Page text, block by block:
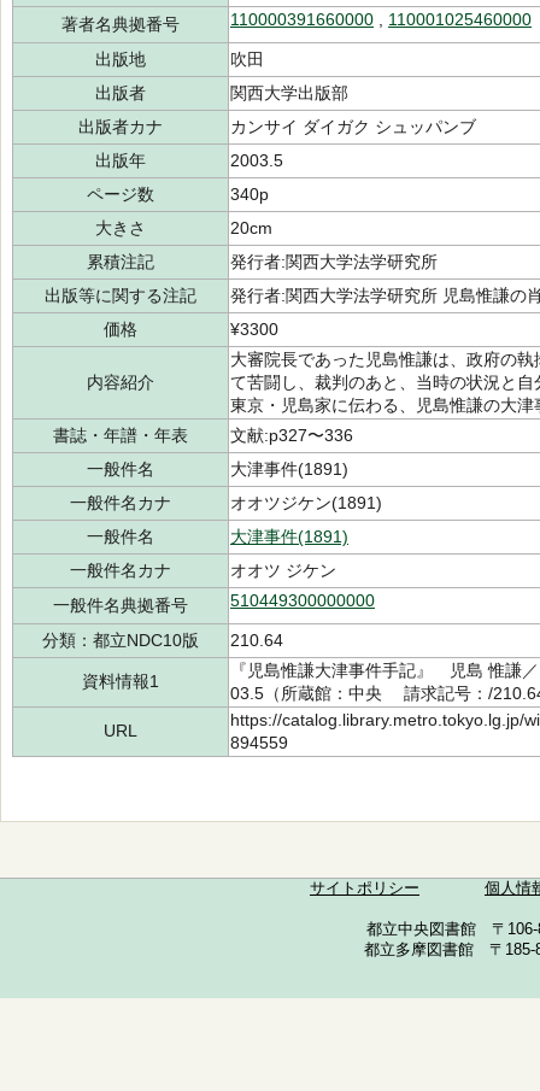
著者名典拠番号
110000391660000 110001025460000
出版地
吹田
出版者
関西大学出版部
出版者カナ
カンサイ ダイガク シュッパンブ
出版年
2003.5
ページ数
340p
大きさ
20cm
累積注記
発行者:関西大学法学研究所
出版等に関する注記
発行者:関西大学法学研究所 児島惟謙の
価格
¥3300
内容紹介
大審院長であった児島惟謙は、政府の
て苦闘し、裁判のあと、当時の状況と
東京・児島家に伝わる、児島惟謙の大
書誌・年譜・年表
文献:p327〜336
一般件名
大津事件(1891)
一般件名カナ
オオツジケン(1891)
一般件名
大津事件(1891)
一般件名カナ
オオツ ジケン
一般件名典拠番号
510449300000000
分類：都立NDC10版 210.64
資料情報1
『児島惟謙大津事件手記』 児島 惟
03.5（所蔵館：中央 請求記号：/
URL
https://catalog.library.metro.tokyo.lg.jp/
894559
サイトポリシー 個人情
都立中央図書館 〒
都立多摩図書館 〒185-